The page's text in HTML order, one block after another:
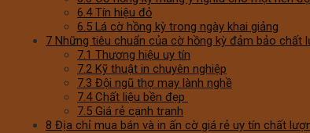
6.4Tín hiệu đỏ
6.5 Lá cờ hồng kỳ trong ngày khai giảng
7 Những tiêu chuẩn của cờ hồng kỳ đảm bảo chất
7.1 Thương hiệu uy tín
7.2 Kỹ thuật in chuyên nghiệp
7.3 Đội ngũ thợ may lành nghề
7.4Chất liệu bền đẹp
7.5 Giá rẻ cạnh tranh
8 Địa chỉ mua bán và in ấn cờ giá rẻ uy tín chất